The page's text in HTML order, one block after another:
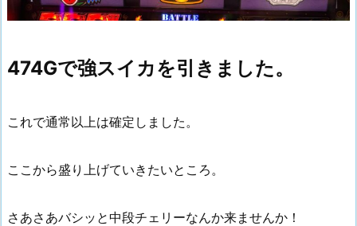
474Gで強スイカを引きました。
これで通常以上は確定しました。
ここから盛り上げていきたいところ。
さあさあバシッと中段チェリーなんか来ませんか！